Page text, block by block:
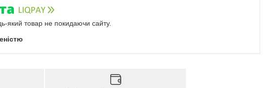
який товар не покидаючи сайту.